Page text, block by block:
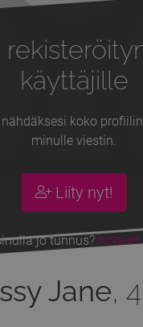
käyttäjille
koko
minulle viestin.
Liity nyt!
jo tunnus?
Jane,